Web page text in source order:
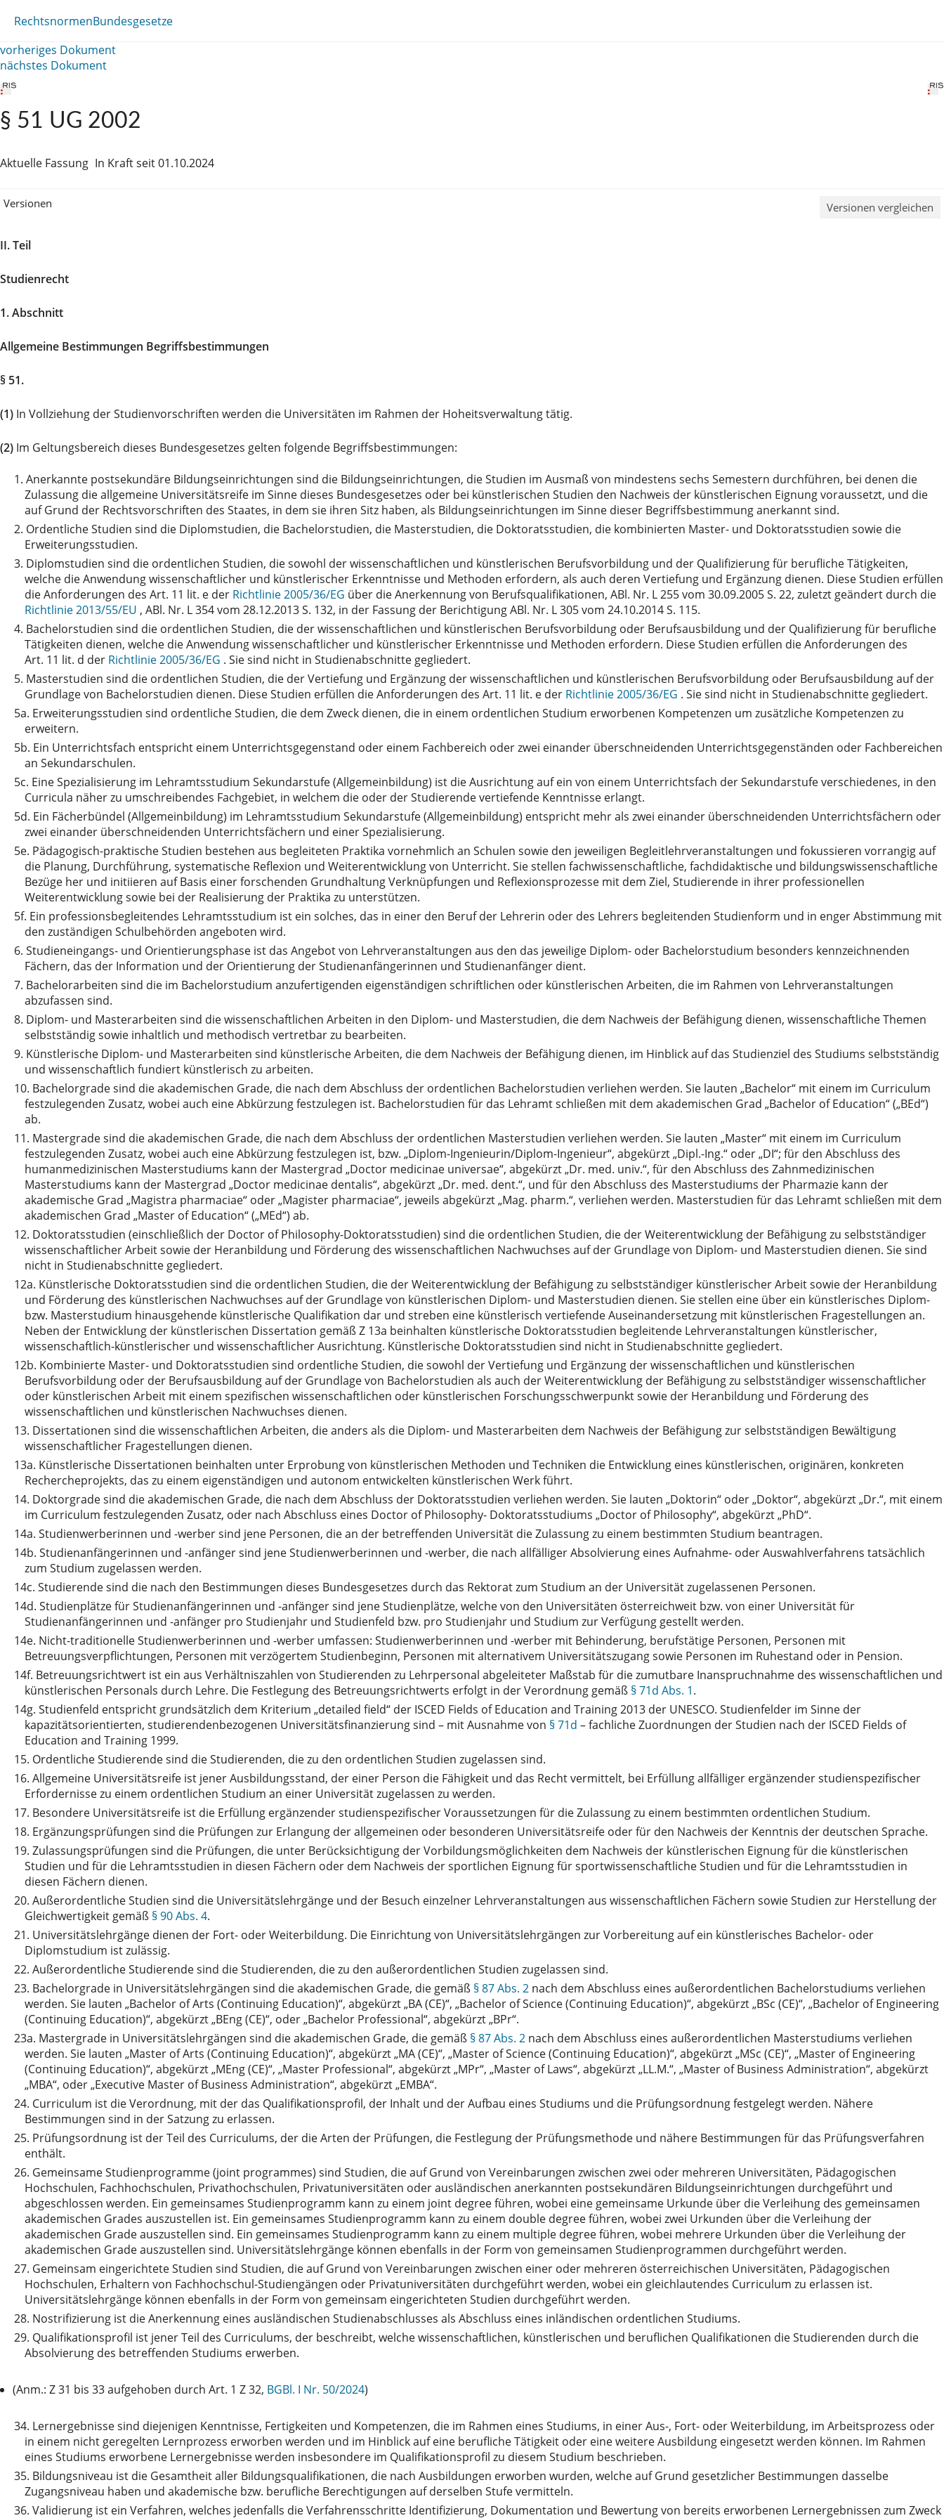
RechtsnormenBundesgesetze
vorheriges Dokument
nächstes Dokument
§ 51 UG 2002
Aktuelle Fassung In Kraft seit 01.10.2024
Versionen Versionen vergleichen
II. Teil
Studienrecht
1. Abschnitt
Allgemeine Bestimmungen Begriffsbestimmungen
§ 51.
(1) In Vollziehung der Studienvorschriften werden die Universitäten im Rahmen der Hoheitsverwaltung tätig.
(2) Im Geltungsbereich dieses Bundesgesetzes gelten folgende Begriffsbestimmungen:
1. Anerkannte postsekundäre Bildungseinrichtungen sind die Bildungseinrichtungen, die Studien im Ausmaß von mindestens sechs Semestern durchführen, bei denen die
Zulassung die allgemeine Universitätsreife im Sinne dieses Bundesgesetzes oder bei künstlerischen Studien den Nachweis der künstlerischen Eignung voraussetzt, und die
auf Grund der Rechtsvorschriften des Staates, in dem sie ihren Sitz haben, als Bildungseinrichtungen im Sinne dieser Begriffsbestimmung anerkannt sind.
2. Ordentliche Studien sind die Diplomstudien, die Bachelorstudien, die Masterstudien, die Doktoratsstudien, die kombinierten Master- und Doktoratsstudien sowie die
Erweiterungsstudien.
3. Diplomstudien sind die ordentlichen Studien, die sowohl der wissenschaftlichen und künstlerischen Berufsvorbildung und der Qualifizierung für berufliche Tätigkeiten,
welche die Anwendung wissenschaftlicher und künstlerischer Erkenntnisse und Methoden erfordern, als auch deren Vertiefung und Ergänzung dienen. Diese Studien erfüllen
die Anforderungen des Art. 11 lit. e der Richtlinie 2005/36/EG über die Anerkennung von Berufsqualifikationen, ABl. Nr. L 255 vom 30.09.2005 S. 22, zuletzt geändert durch die
Richtlinie 2013/55/EU , ABl. Nr. L 354 vom 28.12.2013 S. 132, in der Fassung der Berichtigung ABl. Nr. L 305 vom 24.10.2014 S. 115.
4. Bachelorstudien sind die ordentlichen Studien, die der wissenschaftlichen und künstlerischen Berufsvorbildung oder Berufsausbildung und der Qualifizierung für berufliche
Tätigkeiten dienen, welche die Anwendung wissenschaftlicher und künstlerischer Erkenntnisse und Methoden erfordern. Diese Studien erfüllen die Anforderungen des
Art. 11 lit. d der Richtlinie 2005/36/EG . Sie sind nicht in Studienabschnitte gegliedert.
5. Masterstudien sind die ordentlichen Studien, die der Vertiefung und Ergänzung der wissenschaftlichen und künstlerischen Berufsvorbildung oder Berufsausbildung auf der
Grundlage von Bachelorstudien dienen. Diese Studien erfüllen die Anforderungen des Art. 11 lit. e der Richtlinie 2005/36/EG . Sie sind nicht in Studienabschnitte gegliedert.
5a. Erweiterungsstudien sind ordentliche Studien, die dem Zweck dienen, die in einem ordentlichen Studium erworbenen Kompetenzen um zusätzliche Kompetenzen zu
erweitern.
5b. Ein Unterrichtsfach entspricht einem Unterrichtsgegenstand oder einem Fachbereich oder zwei einander überschneidenden Unterrichtsgegenständen oder Fachbereichen
an Sekundarschulen.
5c. Eine Spezialisierung im Lehramtsstudium Sekundarstufe (Allgemeinbildung) ist die Ausrichtung auf ein von einem Unterrichtsfach der Sekundarstufe verschiedenes, in den
Curricula näher zu umschreibendes Fachgebiet, in welchem die oder der Studierende vertiefende Kenntnisse erlangt.
5d. Ein Fächerbündel (Allgemeinbildung) im Lehramtsstudium Sekundarstufe (Allgemeinbildung) entspricht mehr als zwei einander überschneidenden Unterrichtsfächern oder
zwei einander überschneidenden Unterrichtsfächern und einer Spezialisierung.
5e. Pädagogisch-praktische Studien bestehen aus begleiteten Praktika vornehmlich an Schulen sowie den jeweiligen Begleitlehrveranstaltungen und fokussieren vorrangig auf
die Planung, Durchführung, systematische Reflexion und Weiterentwicklung von Unterricht. Sie stellen fachwissenschaftliche, fachdidaktische und bildungswissenschaftliche
Bezüge her und initiieren auf Basis einer forschenden Grundhaltung Verknüpfungen und Reflexionsprozesse mit dem Ziel, Studierende in ihrer professionellen
Weiterentwicklung sowie bei der Realisierung der Praktika zu unterstützen.
5f. Ein professionsbegleitendes Lehramtsstudium ist ein solches, das in einer den Beruf der Lehrerin oder des Lehrers begleitenden Studienform und in enger Abstimmung mit
den zuständigen Schulbehörden angeboten wird.
6. Studieneingangs- und Orientierungsphase ist das Angebot von Lehrveranstaltungen aus den das jeweilige Diplom- oder Bachelorstudium besonders kennzeichnenden
Fächern, das der Information und der Orientierung der Studienanfängerinnen und Studienanfänger dient.
7. Bachelorarbeiten sind die im Bachelorstudium anzufertigenden eigenständigen schriftlichen oder künstlerischen Arbeiten, die im Rahmen von Lehrveranstaltungen
abzufassen sind.
8. Diplom- und Masterarbeiten sind die wissenschaftlichen Arbeiten in den Diplom- und Masterstudien, die dem Nachweis der Befähigung dienen, wissenschaftliche Themen
selbstständig sowie inhaltlich und methodisch vertretbar zu bearbeiten.
9. Künstlerische Diplom- und Masterarbeiten sind künstlerische Arbeiten, die dem Nachweis der Befähigung dienen, im Hinblick auf das Studienziel des Studiums selbstständig
und wissenschaftlich fundiert künstlerisch zu arbeiten.
10. Bachelorgrade sind die akademischen Grade, die nach dem Abschluss der ordentlichen Bachelorstudien verliehen werden. Sie lauten „Bachelor“ mit einem im Curriculum
festzulegenden Zusatz, wobei auch eine Abkürzung festzulegen ist. Bachelorstudien für das Lehramt schließen mit dem akademischen Grad „Bachelor of Education“ („BEd“)
ab.
11. Mastergrade sind die akademischen Grade, die nach dem Abschluss der ordentlichen Masterstudien verliehen werden. Sie lauten „Master“ mit einem im Curriculum
festzulegenden Zusatz, wobei auch eine Abkürzung festzulegen ist, bzw. „Diplom-Ingenieurin/Diplom-Ingenieur“, abgekürzt „Dipl.-Ing.“ oder „DI“; für den Abschluss des
humanmedizinischen Masterstudiums kann der Mastergrad „Doctor medicinae universae“, abgekürzt „Dr. med. univ.“, für den Abschluss des Zahnmedizinischen
Masterstudiums kann der Mastergrad „Doctor medicinae dentalis“, abgekürzt „Dr. med. dent.“, und für den Abschluss des Masterstudiums der Pharmazie kann der
akademische Grad „Magistra pharmaciae“ oder „Magister pharmaciae“, jeweils abgekürzt „Mag. pharm.“, verliehen werden. Masterstudien für das Lehramt schließen mit dem
akademischen Grad „Master of Education“ („MEd“) ab.
12. Doktoratsstudien (einschließlich der Doctor of Philosophy-Doktoratsstudien) sind die ordentlichen Studien, die der Weiterentwicklung der Befähigung zu selbstständiger
wissenschaftlicher Arbeit sowie der Heranbildung und Förderung des wissenschaftlichen Nachwuchses auf der Grundlage von Diplom- und Masterstudien dienen. Sie sind
nicht in Studienabschnitte gegliedert.
12a. Künstlerische Doktoratsstudien sind die ordentlichen Studien, die der Weiterentwicklung der Befähigung zu selbstständiger künstlerischer Arbeit sowie der Heranbildung
und Förderung des künstlerischen Nachwuchses auf der Grundlage von künstlerischen Diplom- und Masterstudien dienen. Sie stellen eine über ein künstlerisches Diplom-
bzw. Masterstudium hinausgehende künstlerische Qualifikation dar und streben eine künstlerisch vertiefende Auseinandersetzung mit künstlerischen Fragestellungen an.
Neben der Entwicklung der künstlerischen Dissertation gemäß Z 13a beinhalten künstlerische Doktoratsstudien begleitende Lehrveranstaltungen künstlerischer,
wissenschaftlich-künstlerischer und wissenschaftlicher Ausrichtung. Künstlerische Doktoratsstudien sind nicht in Studienabschnitte gegliedert.
12b. Kombinierte Master- und Doktoratsstudien sind ordentliche Studien, die sowohl der Vertiefung und Ergänzung der wissenschaftlichen und künstlerischen
Berufsvorbildung oder der Berufsausbildung auf der Grundlage von Bachelorstudien als auch der Weiterentwicklung der Befähigung zu selbstständiger wissenschaftlicher
oder künstlerischen Arbeit mit einem spezifischen wissenschaftlichen oder künstlerischen Forschungsschwerpunkt sowie der Heranbildung und Förderung des
wissenschaftlichen und künstlerischen Nachwuchses dienen.
13. Dissertationen sind die wissenschaftlichen Arbeiten, die anders als die Diplom- und Masterarbeiten dem Nachweis der Befähigung zur selbstständigen Bewältigung
wissenschaftlicher Fragestellungen dienen.
13a. Künstlerische Dissertationen beinhalten unter Erprobung von künstlerischen Methoden und Techniken die Entwicklung eines künstlerischen, originären, konkreten
Rechercheprojekts, das zu einem eigenständigen und autonom entwickelten künstlerischen Werk führt.
14. Doktorgrade sind die akademischen Grade, die nach dem Abschluss der Doktoratsstudien verliehen werden. Sie lauten „Doktorin“ oder „Doktor“, abgekürzt „Dr.“, mit einem
im Curriculum festzulegenden Zusatz, oder nach Abschluss eines Doctor of Philosophy- Doktoratsstudiums „Doctor of Philosophy“, abgekürzt „PhD“.
14a. Studienwerberinnen und -werber sind jene Personen, die an der betreffenden Universität die Zulassung zu einem bestimmten Studium beantragen.
14b. Studienanfängerinnen und -anfänger sind jene Studienwerberinnen und -werber, die nach allfälliger Absolvierung eines Aufnahme- oder Auswahlverfahrens tatsächlich
zum Studium zugelassen werden.
14c. Studierende sind die nach den Bestimmungen dieses Bundesgesetzes durch das Rektorat zum Studium an der Universität zugelassenen Personen.
14d. Studienplätze für Studienanfängerinnen und -anfänger sind jene Studienplätze, welche von den Universitäten österreichweit bzw. von einer Universität für
Studienanfängerinnen und -anfänger pro Studienjahr und Studienfeld bzw. pro Studienjahr und Studium zur Verfügung gestellt werden.
14e. Nicht-traditionelle Studienwerberinnen und -werber umfassen: Studienwerberinnen und -werber mit Behinderung, berufstätige Personen, Personen mit
Betreuungsverpflichtungen, Personen mit verzögertem Studienbeginn, Personen mit alternativem Universitätszugang sowie Personen im Ruhestand oder in Pension.
14f. Betreuungsrichtwert ist ein aus Verhältniszahlen von Studierenden zu Lehrpersonal abgeleiteter Maßstab für die zumutbare Inanspruchnahme des wissenschaftlichen und
künstlerischen Personals durch Lehre. Die Festlegung des Betreuungsrichtwerts erfolgt in der Verordnung gemäß § 71d Abs. 1.
14g. Studienfeld entspricht grundsätzlich dem Kriterium „detailed field“ der ISCED Fields of Education and Training 2013 der UNESCO. Studienfelder im Sinne der
kapazitätsorientierten, studierendenbezogenen Universitätsfinanzierung sind – mit Ausnahme von § 71d – fachliche Zuordnungen der Studien nach der ISCED Fields of
Education and Training 1999.
15. Ordentliche Studierende sind die Studierenden, die zu den ordentlichen Studien zugelassen sind.
16. Allgemeine Universitätsreife ist jener Ausbildungsstand, der einer Person die Fähigkeit und das Recht vermittelt, bei Erfüllung allfälliger ergänzender studienspezifischer
Erfordernisse zu einem ordentlichen Studium an einer Universität zugelassen zu werden.
17. Besondere Universitätsreife ist die Erfüllung ergänzender studienspezifischer Voraussetzungen für die Zulassung zu einem bestimmten ordentlichen Studium.
18. Ergänzungsprüfungen sind die Prüfungen zur Erlangung der allgemeinen oder besonderen Universitätsreife oder für den Nachweis der Kenntnis der deutschen Sprache.
19. Zulassungsprüfungen sind die Prüfungen, die unter Berücksichtigung der Vorbildungsmöglichkeiten dem Nachweis der künstlerischen Eignung für die künstlerischen
Studien und für die Lehramtsstudien in diesen Fächern oder dem Nachweis der sportlichen Eignung für sportwissenschaftliche Studien und für die Lehramtsstudien in
diesen Fächern dienen.
20. Außerordentliche Studien sind die Universitätslehrgänge und der Besuch einzelner Lehrveranstaltungen aus wissenschaftlichen Fächern sowie Studien zur Herstellung der
Gleichwertigkeit gemäß § 90 Abs. 4.
21. Universitätslehrgänge dienen der Fort- oder Weiterbildung. Die Einrichtung von Universitätslehrgängen zur Vorbereitung auf ein künstlerisches Bachelor- oder
Diplomstudium ist zulässig.
22. Außerordentliche Studierende sind die Studierenden, die zu den außerordentlichen Studien zugelassen sind.
23. Bachelorgrade in Universitätslehrgängen sind die akademischen Grade, die gemäß § 87 Abs. 2 nach dem Abschluss eines außerordentlichen Bachelorstudiums verliehen
werden. Sie lauten „Bachelor of Arts (Continuing Education)“, abgekürzt „BA (CE)“, „Bachelor of Science (Continuing Education)“, abgekürzt „BSc (CE)“, „Bachelor of Engineering
(Continuing Education)“, abgekürzt „BEng (CE)“, oder „Bachelor Professional“, abgekürzt „BPr“.
23a. Mastergrade in Universitätslehrgängen sind die akademischen Grade, die gemäß § 87 Abs. 2 nach dem Abschluss eines außerordentlichen Masterstudiums verliehen
werden. Sie lauten „Master of Arts (Continuing Education)“, abgekürzt „MA (CE)“, „Master of Science (Continuing Education)“, abgekürzt „MSc (CE)“, „Master of Engineering
(Continuing Education)“, abgekürzt „MEng (CE)“, „Master Professional“, abgekürzt „MPr“, „Master of Laws“, abgekürzt „LL.M.“, „Master of Business Administration“, abgekürzt
„MBA“, oder „Executive Master of Business Administration“, abgekürzt „EMBA“.
24. Curriculum ist die Verordnung, mit der das Qualifikationsprofil, der Inhalt und der Aufbau eines Studiums und die Prüfungsordnung festgelegt werden. Nähere
Bestimmungen sind in der Satzung zu erlassen.
25. Prüfungsordnung ist der Teil des Curriculums, der die Arten der Prüfungen, die Festlegung der Prüfungsmethode und nähere Bestimmungen für das Prüfungsverfahren
enthält.
26. Gemeinsame Studienprogramme (joint programmes) sind Studien, die auf Grund von Vereinbarungen zwischen zwei oder mehreren Universitäten, Pädagogischen
Hochschulen, Fachhochschulen, Privathochschulen, Privatuniversitäten oder ausländischen anerkannten postsekundären Bildungseinrichtungen durchgeführt und
abgeschlossen werden. Ein gemeinsames Studienprogramm kann zu einem joint degree führen, wobei eine gemeinsame Urkunde über die Verleihung des gemeinsamen
akademischen Grades auszustellen ist. Ein gemeinsames Studienprogramm kann zu einem double degree führen, wobei zwei Urkunden über die Verleihung der
akademischen Grade auszustellen sind. Ein gemeinsames Studienprogramm kann zu einem multiple degree führen, wobei mehrere Urkunden über die Verleihung der
akademischen Grade auszustellen sind. Universitätslehrgänge können ebenfalls in der Form von gemeinsamen Studienprogrammen durchgeführt werden.
27. Gemeinsam eingerichtete Studien sind Studien, die auf Grund von Vereinbarungen zwischen einer oder mehreren österreichischen Universitäten, Pädagogischen
Hochschulen, Erhaltern von Fachhochschul-Studiengängen oder Privatuniversitäten durchgeführt werden, wobei ein gleichlautendes Curriculum zu erlassen ist.
Universitätslehrgänge können ebenfalls in der Form von gemeinsam eingerichteten Studien durchgeführt werden.
28. Nostrifizierung ist die Anerkennung eines ausländischen Studienabschlusses als Abschluss eines inländischen ordentlichen Studiums.
29. Qualifikationsprofil ist jener Teil des Curriculums, der beschreibt, welche wissenschaftlichen, künstlerischen und beruflichen Qualifikationen die Studierenden durch die
Absolvierung des betreffenden Studiums erwerben.
(Anm.: Z 31 bis 33 aufgehoben durch Art. 1 Z 32, BGBl. I Nr. 50/2024)
34. Lernergebnisse sind diejenigen Kenntnisse, Fertigkeiten und Kompetenzen, die im Rahmen eines Studiums, in einer Aus-, Fort- oder Weiterbildung, im Arbeitsprozess oder
in einem nicht geregelten Lernprozess erworben werden und im Hinblick auf eine berufliche Tätigkeit oder eine weitere Ausbildung eingesetzt werden können. Im Rahmen
eines Studiums erworbene Lernergebnisse werden insbesondere im Qualifikationsprofil zu diesem Studium beschrieben.
35. Bildungsniveau ist die Gesamtheit aller Bildungsqualifikationen, die nach Ausbildungen erworben wurden, welche auf Grund gesetzlicher Bestimmungen dasselbe
Zugangsniveau haben und akademische bzw. berufliche Berechtigungen auf derselben Stufe vermitteln.
36. Validierung ist ein Verfahren, welches jedenfalls die Verfahrensschritte Identifizierung, Dokumentation und Bewertung von bereits erworbenen Lernergebnissen zum Zweck